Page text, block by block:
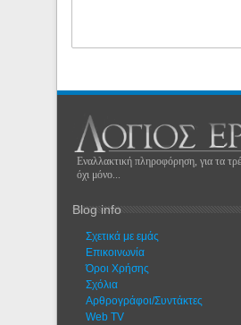
Εναλλακτική πληροφόρηση, για τα
όχι μόνο...
Blog info
Σχετικά με εμάς
Eπικοινωνία
Όροι Χρήσης
Σχόλια
Αρθρογράφοι/Συντάκτες
Web TV